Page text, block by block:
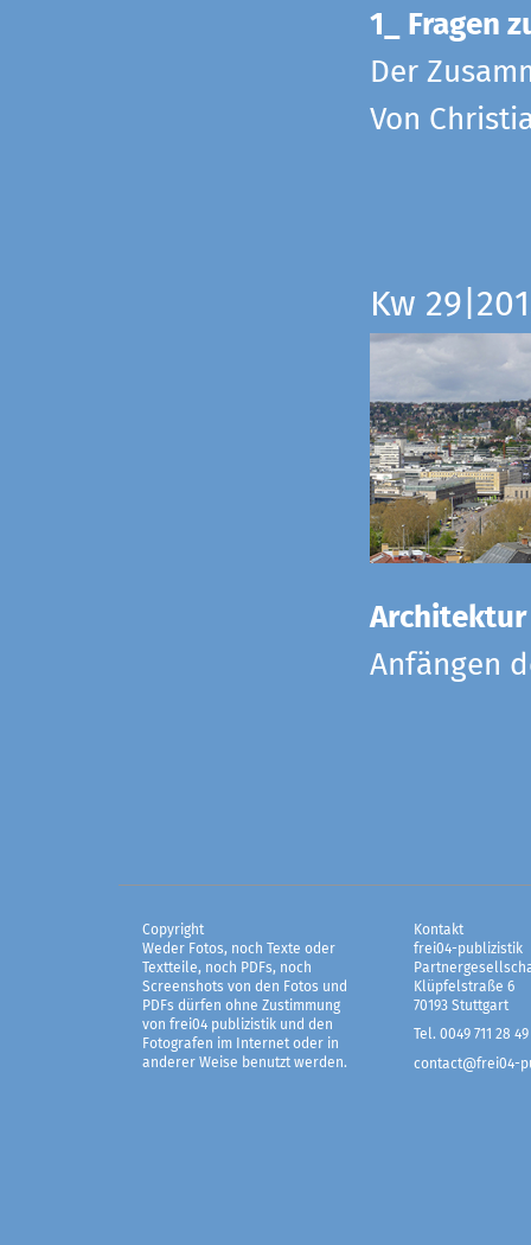
1_ Fragen
Der
Von
Kw
Anfängen
Copyright
Weder Fotos, noch Texte oder
Textteile, noch PDFs, noch
Screenshots von den Fotos und
PDFs dürfen ohne Zustimmung
von frei04 publizistik und den
Fotografen im Internet oder in
anderer Weise benutzt werden.
Kontakt
frei04-publizistik
Klüpfelstraße 6
70193 Stuttgart
Tel. 0049 711 28 49
contact@frei04-